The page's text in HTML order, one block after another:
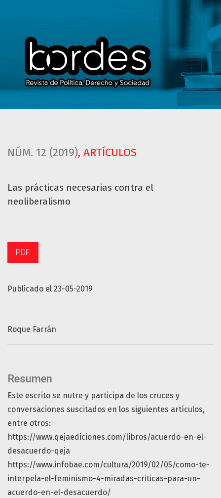
NÚM. 12 (2019), ARTÍCULOS
Las prácticas necesarias contra el
neoliberalismo
Publicado el 23-05-2019
PDF
Roque Farrán
Resumen
Este escrito se nutre y participa de los cruces y
conversaciones suscitados en los siguientes artículos,
entre otros:
https://www.qejaediciones.com/libros/acuerdo-en-el-
desacuerdo-qeja
https://www.infobae.com/cultura/2019/02/05/como-te-
interpela-el-feminismo-4-miradas-criticas-para-un-
acuerdo-en-el-desacuerdo/